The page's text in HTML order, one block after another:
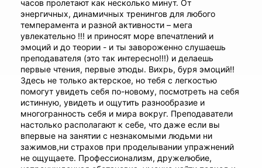
часов пролетают как несколько минут. От
энергичных, динамичных тренингов для любого
темперамента и разной активности – мега
увлекательно !!! и приносят море впечатлений и
эмоций и до теории - и ты завороженно слушаешь
преподавателя (это так интересно!!!) и делаешь
первые чтения, первые этюды. Вихрь, буря эмоций!!
Здесь не только актерское, но тебя с легкостью
помогут увидеть себя по-новому, посмотреть на себя
истинную, увидеть и ощутить разнообразие и
многогранность себя и мира вокруг. Преподаватели
настолько располагают к себе, что даже если вы
впервые на занятии с незнакомыми людьми ни
зажимов,ни страхов при проделывании упражнений
не ощущаете. Профессионализм, дружелюбие,